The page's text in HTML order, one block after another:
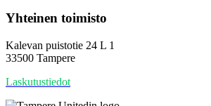
Yhteinen toimisto
Kalevan puistotie 24 L 1
33500 Tampere
Laskutustiedot